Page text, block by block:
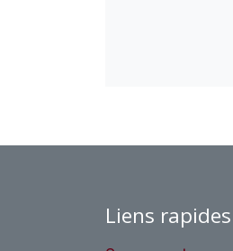
Liens rapides